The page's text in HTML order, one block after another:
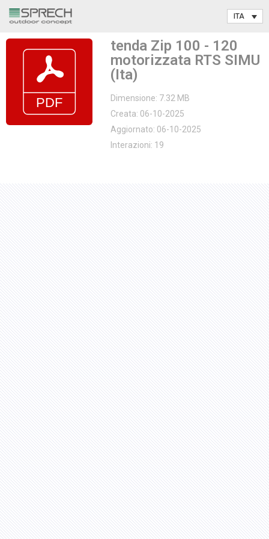
contenuto
tenda Zip 100 - 120
motorizzata RTS SIMU
(Ita)
Dimensione: 7.32 MB
Creata: 06-10-2025
Aggiornato: 06-10-2025
Interazioni: 19